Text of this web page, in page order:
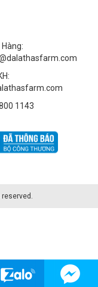
1143